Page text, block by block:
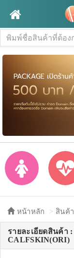
หน้าหลัก สินค้
รายละเอียดสินค้า
CALFSKIN(ORI)